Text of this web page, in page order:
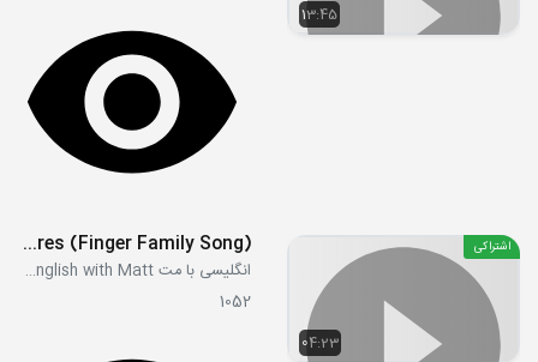
13:45
04:23
اشتراکی Sea Creatures (Finger Family Song)
انگلیسی با مت Learn English with Matt
1052